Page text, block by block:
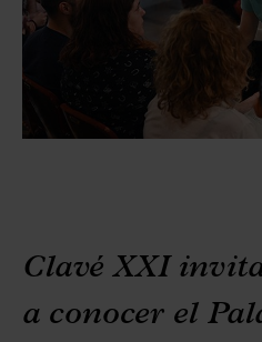
Clavé XXI
a conocer el